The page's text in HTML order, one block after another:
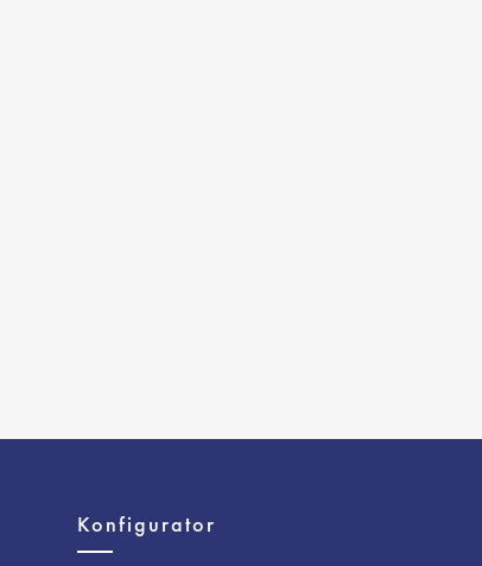
Konfigurator